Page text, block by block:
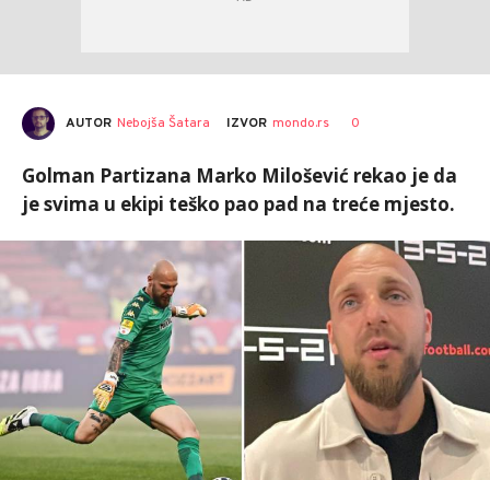
AUTOR Nebojša Šatara IZVOR mondo.rs 0
Golman Partizana Marko Milošević rekao je da
je svima u ekipi teško pao pad na treće mjesto.